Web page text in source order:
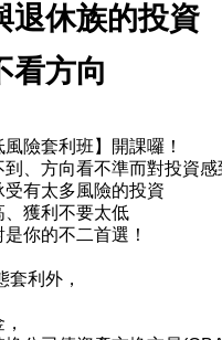
退休族的投資
看方向
險套利班】開課囉！
、方向看不準而對投資感
有太多風險的投資
獲利不要太低
你的不二首選！
套利外，